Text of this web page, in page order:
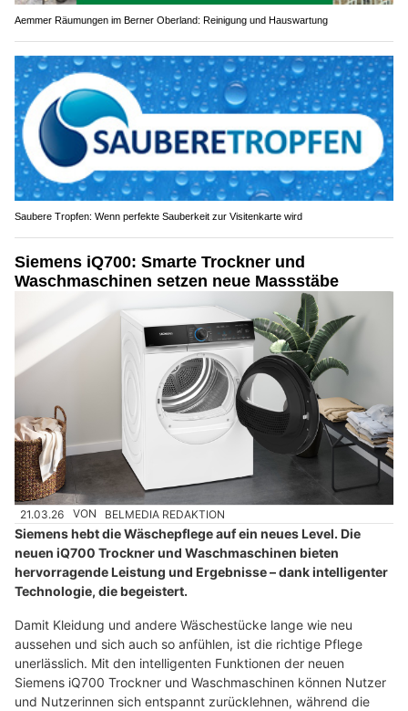
Aemmer Räumungen im Berner Oberland: Reinigung und Hauswartung
Saubere Tropfen: Wenn perfekte Sauberkeit zur Visitenkarte wird
Siemens iQ700: Smarte Trockner und
Waschmaschinen setzen neue Massstäbe
21.03.26 VON BELMEDIA REDAKTION
Siemens hebt die Wäschepflege auf ein neues Level. Die
neuen iQ700 Trockner und Waschmaschinen bieten
hervorragende Leistung und Ergebnisse – dank intelligenter
Technologie, die begeistert.
Damit Kleidung und andere Wäschestücke lange wie neu
aussehen und sich auch so anfühlen, ist die richtige Pflege
unerlässlich. Mit den intelligenten Funktionen der neuen
Siemens iQ700 Trockner und Waschmaschinen können Nutzer
und Nutzerinnen sich entspannt zurücklehnen, während die